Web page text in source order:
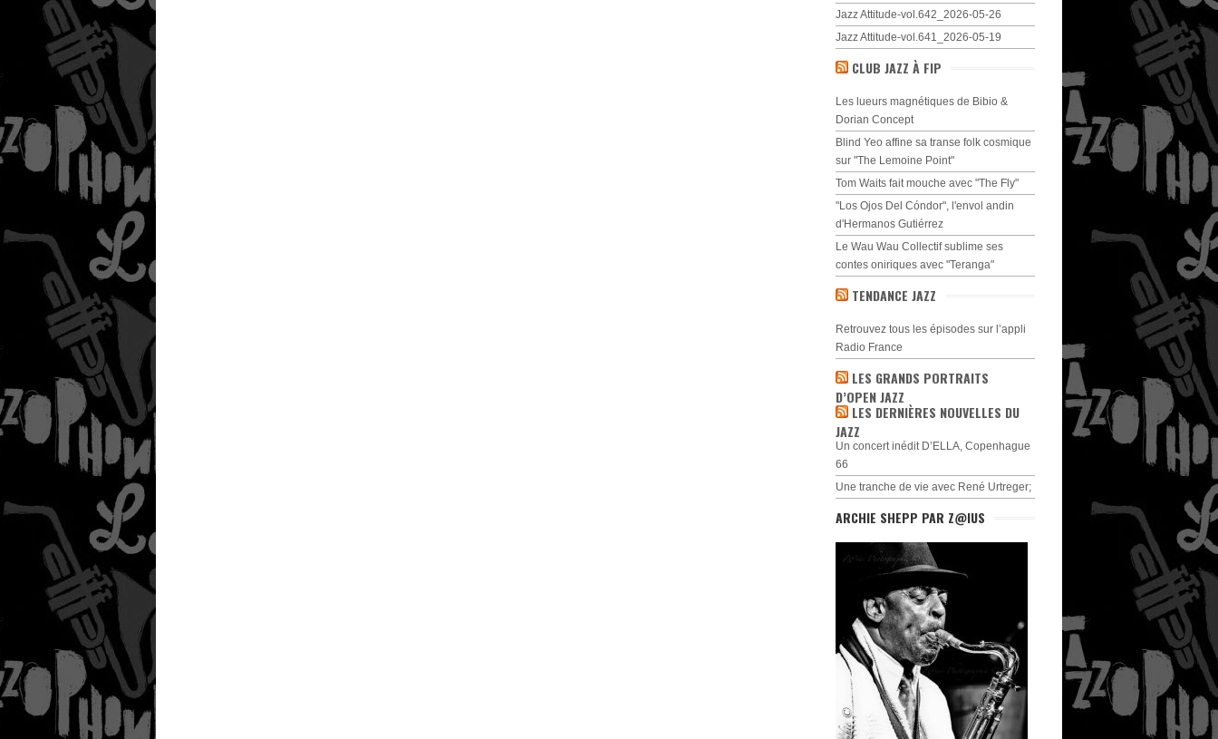
Jazz Attitude-vol.642_2026-05-26
Jazz Attitude-vol.641_2026-05-19
CLUB JAZZ À FIP
Les lueurs magnétiques de Bibio &
Dorian Concept
Blind Yeo affine sa transe folk cosmique
sur "The Lemoine Point"
Tom Waits fait mouche avec "The Fly"
"Los Ojos Del Cóndor", l'envol andin
d'Hermanos Gutiérrez
Le Wau Wau Collectif sublime ses
contes oniriques avec "Teranga"
TENDANCE JAZZ
Retrouvez tous les épisodes sur l’appli
Radio France
LES GRANDS PORTRAITS
D’OPEN JAZZ
LES DERNIÈRES NOUVELLES DU
JAZZ
Un concert inédit D’ELLA, Copenhague
66
Une tranche de vie avec René Urtreger;
ARCHIE SHEPP PAR Z@IUS